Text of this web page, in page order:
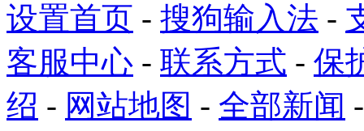
设置首页 - 搜狗输入法 -
客服中心 - 联系方式 - 保
绍 - 网站地图 - 全部新闻